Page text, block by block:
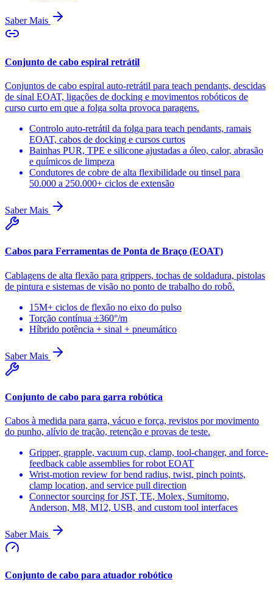
Saber Mais
Conjunto de cabo espiral retrátil
Conjuntos de cabo espiral auto-retrátil para teach pendants, descidas
de sinal EOAT, ligações de docking e movimentos robóticos de
curso curto em que a folga solta provoca paragens.
Controlo auto-retrátil da folga para teach pendants, ramais
EOAT, cabos de docking e cursos curtos
Bainhas PUR, TPE e silicone ajustadas a óleo, calor, abrasão
e químicos de limpeza
Condutores de cobre de alta flexibilidade ou tinsel para
50.000 a 250.000+ ciclos de extensão
Saber Mais
Cabos para Ferramentas de Ponta de Braço (EOAT)
Cablagens de alta flexão para grippers, tochas de soldadura, pistolas
de pintura e sistemas de visão no ponto de trabalho do robô.
15M+ ciclos de flexão no eixo do pulso
Torção contínua ±360°/m
Híbrido potência + sinal + pneumático
Saber Mais
Conjunto de cabo para garra robótica
Cabos à medida para garra, vácuo e força, revistos por movimento
do punho, alívio de tração, retenção e provas de teste.
Gripper, grapple, vacuum cup, clamp, tool-changer, and force-
feedback cable assemblies for robot EOAT
Wrist-motion review for bend radius, twist, pinch points,
clamp location, and service pull direction
Connector sourcing for JST, TE, Molex, Sumitomo,
Anderson, M8, M12, USB, and custom tool interfaces
Saber Mais
Conjunto de cabo para atuador robótico